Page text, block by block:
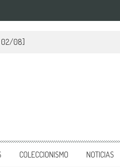
02/08]
COLECCIONISMO NOTICIAS